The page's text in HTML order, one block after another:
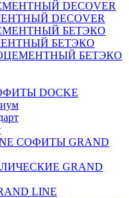
DECOVER
БЕТЭКО
БЕТЭКО
DOCKE
СОФИТЫ GRAND
GRAND
LINE